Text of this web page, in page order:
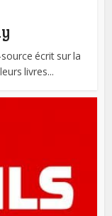
écrit sur la
livres...